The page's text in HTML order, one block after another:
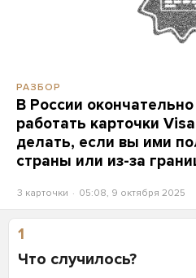
РАЗБОР
В России
работать карточки
делать, если вы ими
страны или из-за
3 карточки 05:08, 9 октября 2025
1
Что случилось?